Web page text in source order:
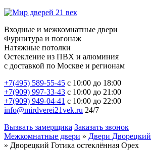
Входные и межкомнатные двери
Фурнитура и погонаж
Натяжные потолки
Остекление из ПВХ и алюминия
с доставкой по Москве и регионам
+7(495) 589-55-45 с 10:00 до 18:00
+7(909) 997-33-43 с 10:00 до 21:00
+7(909) 949-04-41 с 10:00 до 22:00
info@mirdverei21vek.ru 24/7
Вызвать замерщика Заказать звонок
Межкомнатные двери » Двери Дворецкий
» Дворецкий Готика остеклённая Орех